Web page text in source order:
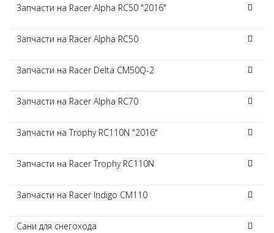
Запчасти на Racer Alpha RC50 "2016"
Запчасти на Racer Alpha RC50
Запчасти на Racer Delta CM50Q-2
Запчасти на Racer Alpha RC70
Запчасти на Trophy RC110N "2016"
Запчасти на Racer Trophy RC110N
Запчасти на Racer Indigo CM110
Сани для снегохода